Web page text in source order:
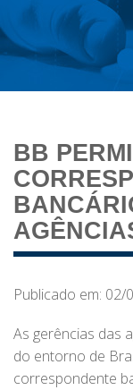
BB
Publicado em: 02/
As gerências das
do entorno de
correspondente